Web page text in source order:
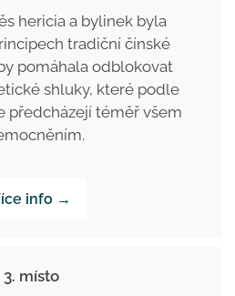
hericia a bylinek byla
tradiční čínské
pomáhala odblokovat
shluky, které podle
předcházejí téměř všem
info →
3. místo